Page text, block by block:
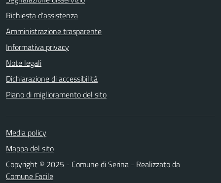
Richiesta d'assistenza
Amministrazione trasparente
Informativa privacy
Note legali
Dichiarazione di accessibilità
Piano di miglioramento del sito
Media policy
Mappa del sito
Copyright © 2025 - Comune di Serina - Realizzato da
Comune Facile